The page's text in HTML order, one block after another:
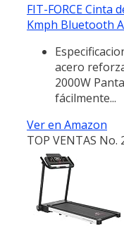
FIT-FORCE Cinta
Kmph Bluetooth
acero
2000W
fácilmente...
Ver en Amazon
TOP VENTAS No.